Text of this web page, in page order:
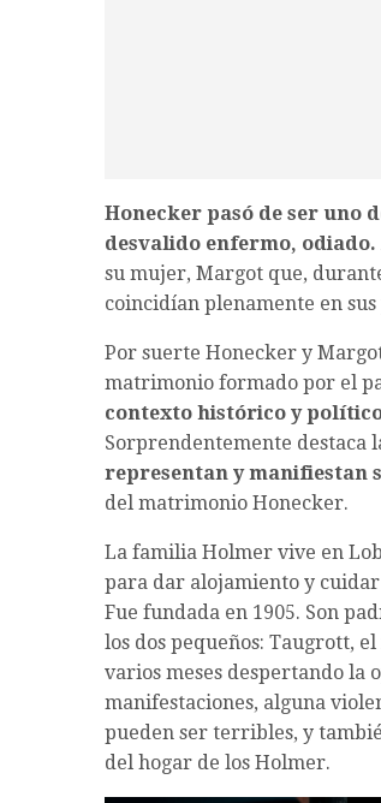
Honecker pasó de ser uno
desvalido enfermo, odiado.
su mujer, Margot que,
coincidían plenamente en
Por suerte Honecker y
matrimonio formado por el
contexto histórico y
Sorprendentemente destaca
representan y manifiestan
del matrimonio Honecker.
La familia Holmer vive en
para dar alojamiento y cuidar
Fue fundada en 1905. Son
los dos pequeños: Taugrott,
varios meses despertando la
manifestaciones, alguna
pueden ser terribles, y
del hogar de los Holmer.